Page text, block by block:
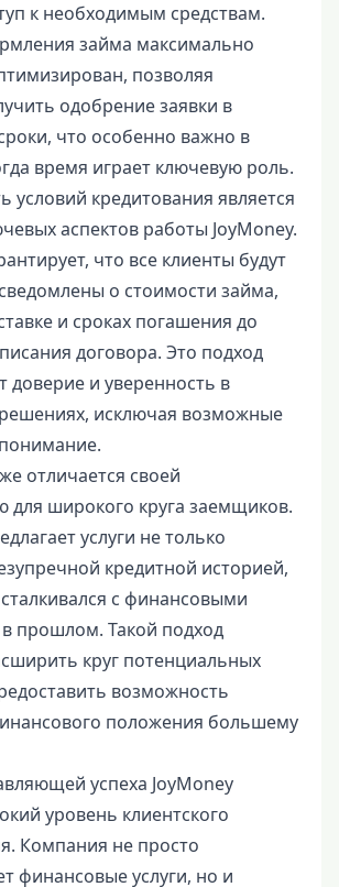
к необходимым средствам.
займа максимально
позволяя
одобрение заявки в
что особенно важно в
время играет ключевую роль.
условий кредитования является
аспектов работы JoyMoney.
что все клиенты будут
о стоимости займа,
и сроках погашения до
договора. Это подход
доверие и уверенность в
исключая возможные
отличается своей
для широкого круга заемщиков.
услуги не только
кредитной историей,
с финансовыми
прошлом. Такой подход
круг потенциальных
возможность
положения большему
успеха JoyMoney
уровень клиентского
Компания не просто
финансовые услуги, но и